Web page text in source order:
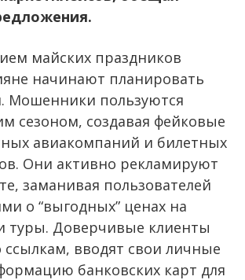
майских праздников
начинают планировать
Мошенники пользуются
сезоном, создавая фейковые
авиакомпаний и билетных
Они активно рекламируют
заманивая пользователей
о “выгодных” ценах на
туры. Доверчивые клиенты
ссылкам, вводят свои личные
банковских карт для